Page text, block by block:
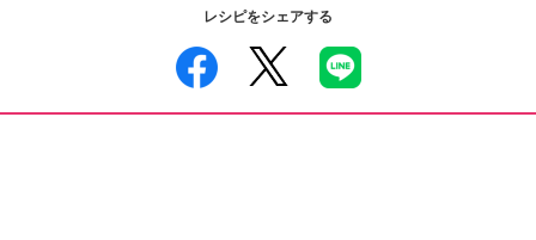
レシピをシェアする